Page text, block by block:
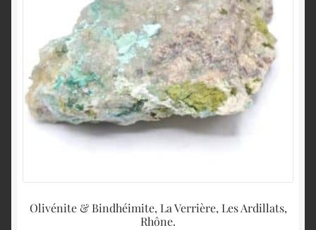
Olivénite & Bindhéimite, La Verrière, Les Ardillats,
Rhône.